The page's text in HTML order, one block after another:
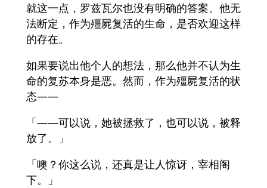
就这一点，罗兹瓦尔也没有明确的答案。他无
法断定，作为殭屍复活的生命，是否欢迎这样
的存在。
如果要说出他个人的想法，那么他并不认为生
命的复苏本身是恶。然而，作为殭屍复活的状
态——
「——可以说，她被拯救了，也可以说，被释
放了。」
「噢？你这么说，还真是让人惊讶，宰相阁
下。」